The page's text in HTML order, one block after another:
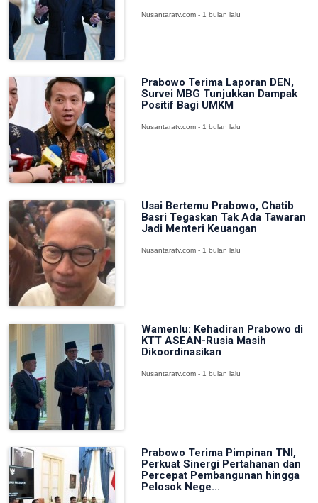
Nusantaratv.com - 1 bulan lalu
Prabowo Terima Laporan DEN,
Survei MBG Tunjukkan Dampak
Positif Bagi UMKM
Nusantaratv.com - 1 bulan lalu
Usai Bertemu Prabowo, Chatib
Basri Tegaskan Tak Ada Tawaran
Jadi Menteri Keuangan
Nusantaratv.com - 1 bulan lalu
Wamenlu: Kehadiran Prabowo di
KTT ASEAN-Rusia Masih
Dikoordinasikan
Nusantaratv.com - 1 bulan lalu
Prabowo Terima Pimpinan TNI,
Perkuat Sinergi Pertahanan dan
Percepat Pembangunan hingga
Pelosok Nege...